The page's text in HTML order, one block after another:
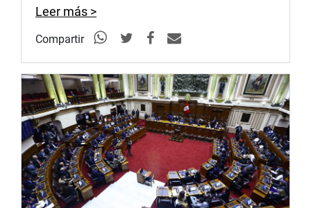
Leer más >
Compartir